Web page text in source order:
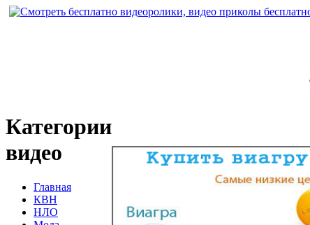
Категории
видео
Главная
КВН
НЛО